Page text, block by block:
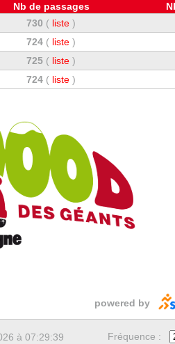
Nb de passages
730 ( liste)
724 ( liste)
725 ( liste)
724 ( liste)
powered by
à 07:29:39 Fréquence :